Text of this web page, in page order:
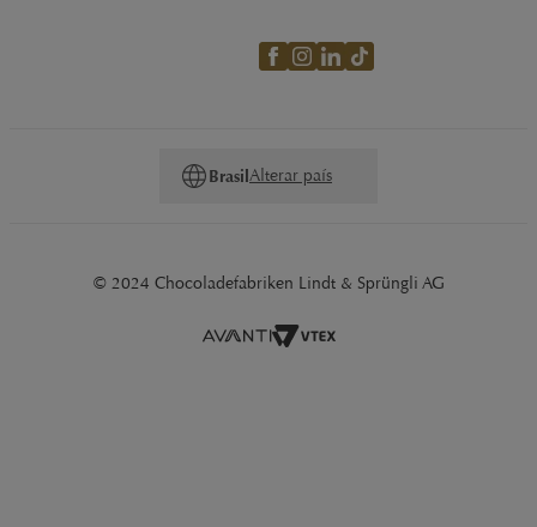
BrasilAlterar país
© 2024 Chocoladefabriken Lindt & Sprüngli AG